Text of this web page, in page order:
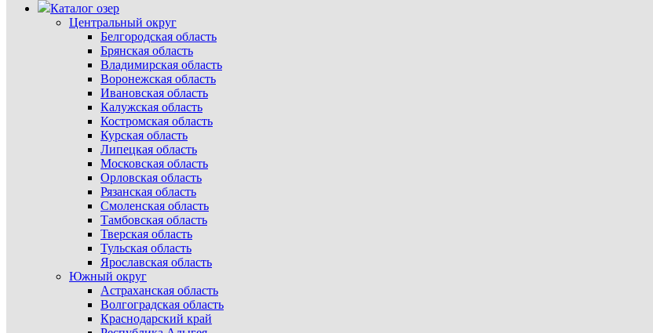
Каталог озер
Центральный округ
Белгородская область
Брянская область
Владимирская область
Воронежская область
Ивановская область
Калужская область
Костромская область
Курская область
Липецкая область
Московская область
Орловская область
Рязанская область
Смоленская область
Тамбовская область
Тверская область
Тульская область
Ярославская область
Южный округ
Астраханская область
Волгоградская область
Краснодарский край